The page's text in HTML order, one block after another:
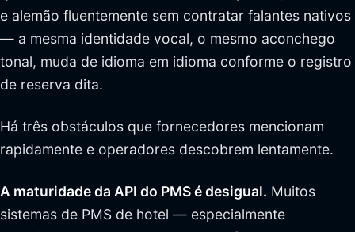
e alemão fluentemente sem contratar falantes nativos
— a mesma identidade vocal, o mesmo aconchego
tonal, muda de idioma em idioma conforme o registro
de reserva dita.
Há três obstáculos que fornecedores mencionam
rapidamente e operadores descobrem lentamente.
A maturidade da API do PMS é desigual. Muitos
sistemas de PMS de hotel — especialmente